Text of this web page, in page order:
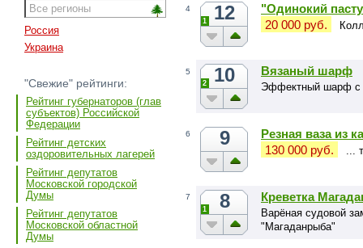
Россия
Украина
"Свежие" рейтинги:
Рейтинг губернаторов (глав
субъектов) Российской
Федерации
Рейтинг детских
оздоровительных лагерей
Рейтинг депутатов
Московской городской
Думы
Рейтинг депутатов
Московской областной
Думы
4 12
1
"Одинокий
20 000 руб.
5 10
2
Вязаный шарф
Эффектный шарф с
6 9
Резная ваза из
130 000 руб.
...
7 8
1
Креветка
Варёная судовой
"Магаданрыба"